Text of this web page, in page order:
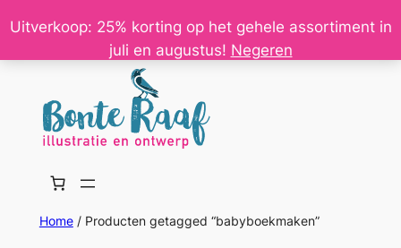
Uitverkoop: 25% korting op het gehele assortiment in
juli en augustus! Negeren
Ga
de
Home/ Producten getagged “babyboekmaken”